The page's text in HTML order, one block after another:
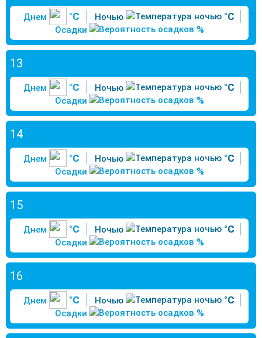
Днем °C Ночью °C
Осадки %
13
Днем °C Ночью °C
Осадки %
14
Днем °C Ночью °C
Осадки %
15
Днем °C Ночью °C
Осадки %
16
Днем °C Ночью °C
Осадки %